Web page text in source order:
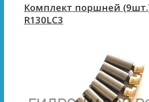
Комплект поршней
R130LC3